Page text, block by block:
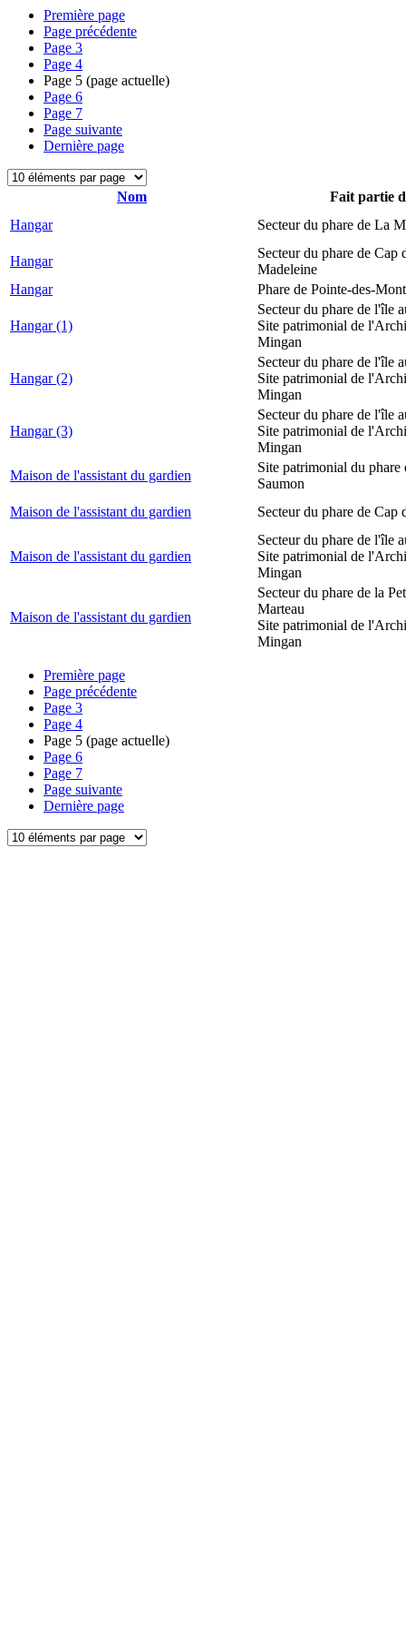
Première page
Page précédente
Page 3
Page 4
Page 5 (page actuelle)
Page 6
Page 7
Page suivante
Dernière page
Nom
Fait partie
Hangar
Secteur du phare de La
Hangar
Secteur du phare de Cap
Madeleine
Hangar
Phare de Pointe-des-
Hangar (1)
Secteur du phare de l'île
Site patrimonial de
Mingan
Hangar (2)
Secteur du phare de l'île
Site patrimonial de
Mingan
Hangar (3)
Secteur du phare de l'île
Site patrimonial de
Mingan
Maison de l'assistant du gardien
Site patrimonial du phare
Saumon
Maison de l'assistant du gardien
Secteur du phare de Cap
Maison de l'assistant du gardien
Secteur du phare de l'île
Site patrimonial de
Mingan
Maison de l'assistant du gardien
Secteur du phare de la
Marteau
Site patrimonial de
Mingan
Première page
Page précédente
Page 3
Page 4
Page 5 (page actuelle)
Page 6
Page 7
Page suivante
Dernière page